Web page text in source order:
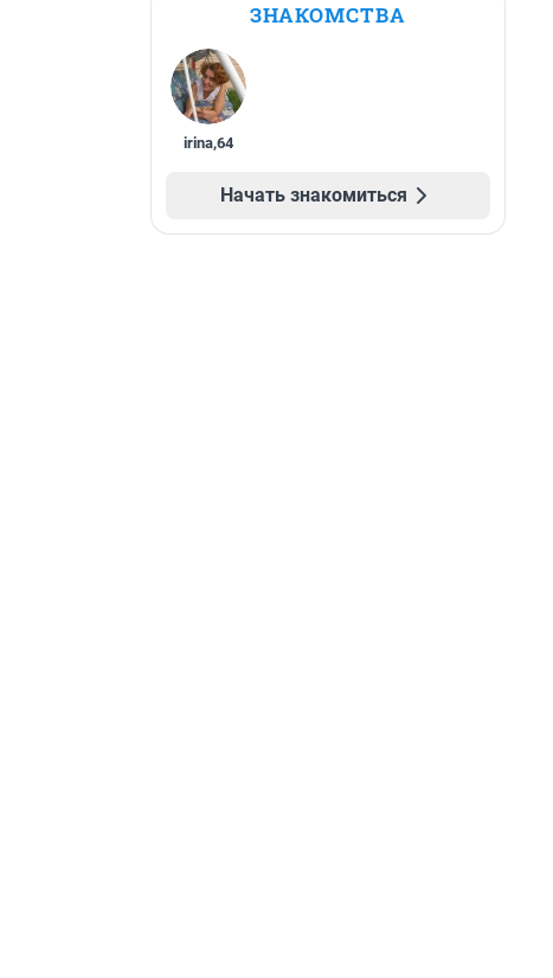
ЗНАКОМСТВА
irina,64
Начать знакомиться